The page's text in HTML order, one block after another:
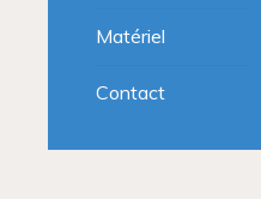
Matériel
Contact